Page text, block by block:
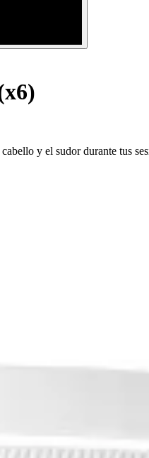
y el sudor durante tus